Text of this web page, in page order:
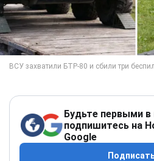
Будьте первыми в
подпишитесь на
Google